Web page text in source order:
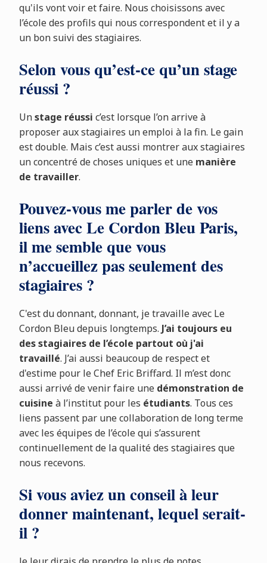
qu'ils vont voir et faire. Nous choisissons avec
l’école des profils qui nous correspondent et il y a
un bon suivi des stagiaires.
Selon vous qu’est-ce qu’un stage
réussi ?
Unstage réussi c’est lorsque l’on arrive à
proposer aux stagiaires un emploi à la fin. Le gain
est double. Mais c’est aussi montrer aux stagiaires
un concentré de choses uniques et une manière
de travailler.
Pouvez-vous me parler de vos
liens avec Le Cordon Bleu Paris,
il me semble que vous
n’accueillez pas seulement des
stagiaires ?
C'est du donnant, donnant, je travaille avec Le
Cordon Bleu depuis longtemps. J’ai toujours eu
des stagiaires de l’école partout où j'ai
travaillé. J’ai aussi beaucoup de respect et
d'estime pour le Chef Eric Briffard. Il m’est donc
aussi arrivé de venir faire une démonstration de
cuisine à l’institut pour les étudiants. Tous ces
liens passent par une collaboration de long terme
avec les équipes de l’école qui s’assurent
continuellement de la qualité des stagiaires que
nous recevons.
Si vous aviez un conseil à leur
donner maintenant, lequel serait-
il ?